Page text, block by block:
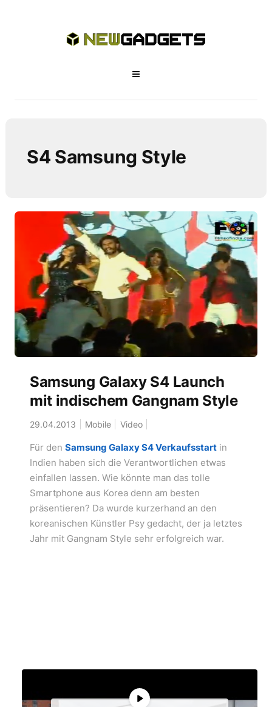
S4 Samsung Style
Samsung Galaxy S4 Launch
mit indischem Gangnam Style
29.04.2013 Mobile Video
Für den Samsung Galaxy S4 Verkaufsstartin
Indien haben sich die Verantwortlichen etwas
einfallen lassen. Wie könnte man das tolle
Smartphone aus Korea denn am besten
präsentieren? Da wurde kurzerhand an den
koreanischen Künstler Psy gedacht, der ja letztes
Jahr mit Gangnam Style sehr erfolgreich war.